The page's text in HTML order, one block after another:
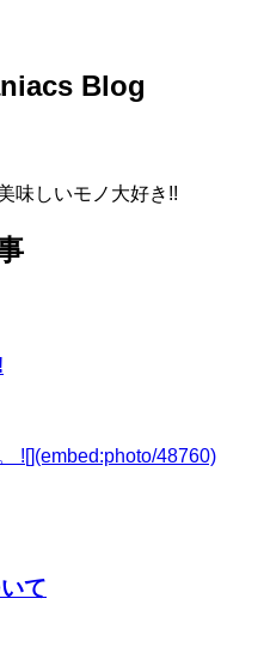
Blog
味しいモノ大好き!!
![](embed:photo/48760)
て